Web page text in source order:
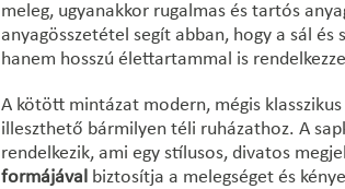
meleg, ugyanakkor rugalmas és tartós
anyagösszetétel segít abban, hogy a sál és
hanem hosszú élettartammal is
A kötött mintázat modern, mégis
illeszthető bármilyen téli ruházathoz. A
rendelkezik, ami egy stílusos, divatos
formájával biztosítja a melegséget és